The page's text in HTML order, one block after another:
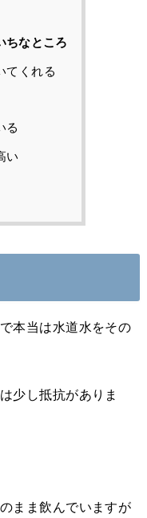
ちなところ
てくれる
る
い
本当は水道水をその
少し抵抗がありま
まま飲んでいますが